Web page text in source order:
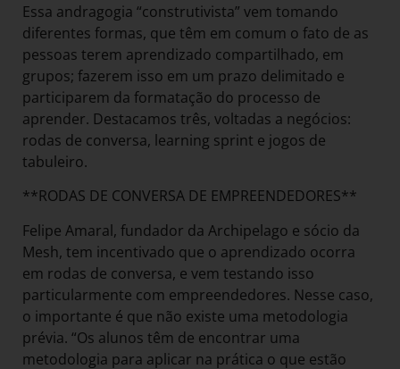
Essa andragogia “construtivista” vem tomando
diferentes formas, que têm em comum o fato de as
pessoas terem aprendizado compartilhado, em
grupos; fazerem isso em um prazo delimitado e
participarem da formatação do processo de
aprender. Destacamos três, voltadas a negócios:
rodas de conversa, learning sprint e jogos de
tabuleiro.
**RODAS DE CONVERSA DE EMPREENDEDORES**
Felipe Amaral, fundador da Archipelago e sócio da
Mesh, tem incentivado que o aprendizado ocorra
em rodas de conversa, e vem testando isso
particularmente com empreendedores. Nesse caso,
o importante é que não existe uma metodologia
prévia. “Os alunos têm de encontrar uma
metodologia para aplicar na prática o que estão